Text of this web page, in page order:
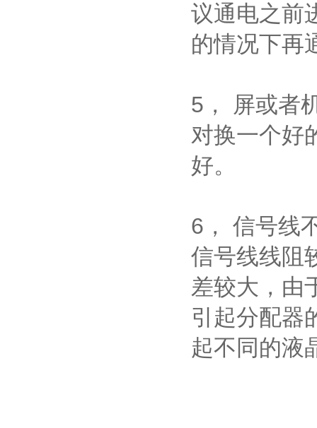
议通电之前
的情况下再
5， 屏或者
对换一个好
好。
6， 信号线
信号线线阻
差较大，由
引起分配器
起不同的液